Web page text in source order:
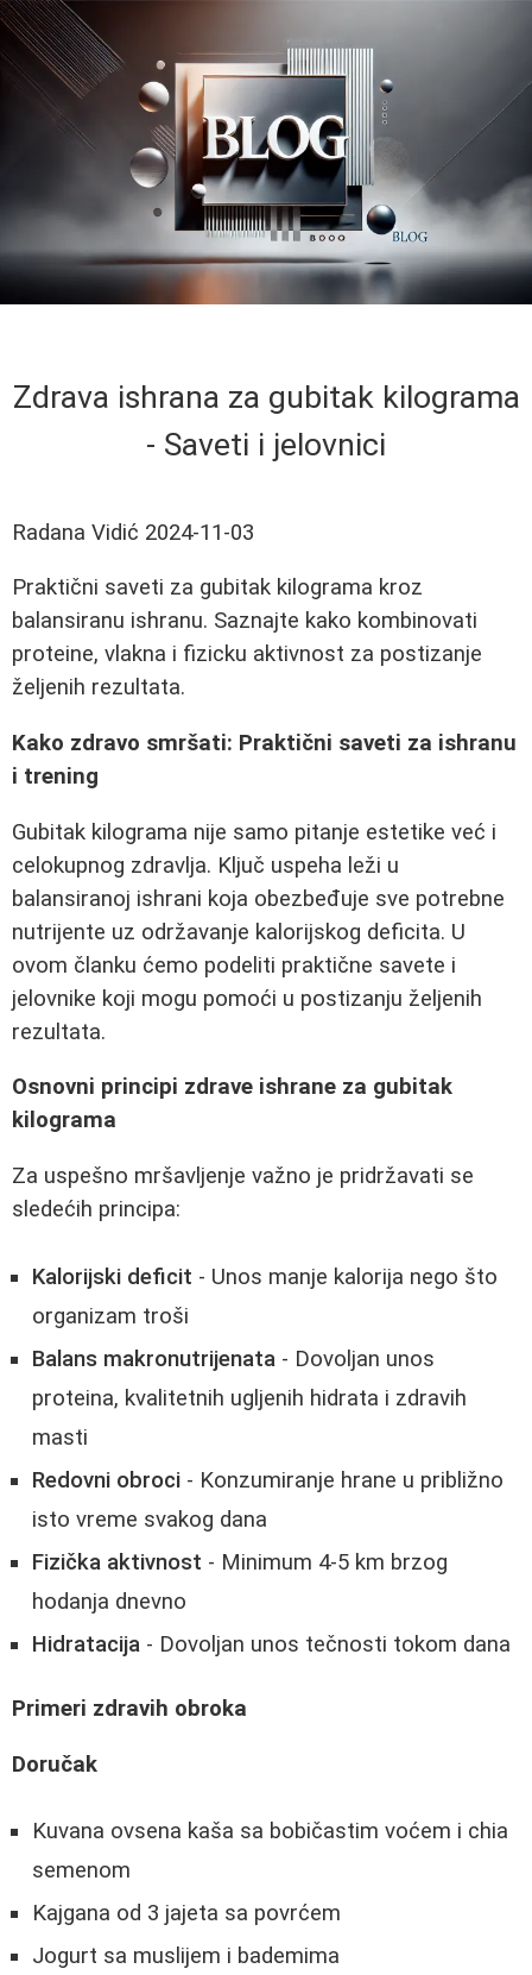
Zdrava ishrana za gubitak kilograma
- Saveti i jelovnici
Radana Vidić 2024-11-03
Praktični saveti za gubitak kilograma kroz
balansiranu ishranu. Saznajte kako kombinovati
proteine, vlakna i fizicku aktivnost za postizanje
željenih rezultata.
Kako zdravo smršati: Praktični saveti za ishranu
i trening
Gubitak kilograma nije samo pitanje estetike već i
celokupnog zdravlja. Ključ uspeha leži u
balansiranoj ishrani koja obezbeđuje sve potrebne
nutrijente uz održavanje kalorijskog deficita. U
ovom članku ćemo podeliti praktične savete i
jelovnike koji mogu pomoći u postizanju željenih
rezultata.
Osnovni principi zdrave ishrane za gubitak
kilograma
Za uspešno mršavljenje važno je pridržavati se
sledećih principa:
Kalorijski deficit - Unos manje kalorija nego što
organizam troši
Balans makronutrijenata - Dovoljan unos
proteina, kvalitetnih ugljenih hidrata i zdravih
masti
Redovni obroci - Konzumiranje hrane u približno
isto vreme svakog dana
Fizička aktivnost - Minimum 4-5 km brzog
hodanja dnevno
Hidratacija - Dovoljan unos tečnosti tokom dana
Primeri zdravih obroka
Doručak
Kuvana ovsena kaša sa bobičastim voćem i chia
semenom
Kajgana od 3 jajeta sa povrćem
Jogurt sa muslijem i bademima